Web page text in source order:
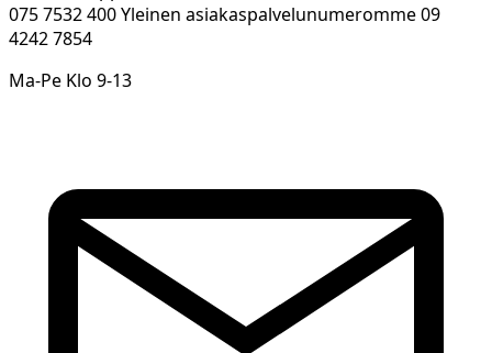
075 7532 400 Yleinen asiakaspalvelunumeromme 09
4242 7854
Ma-Pe Klo 9-13